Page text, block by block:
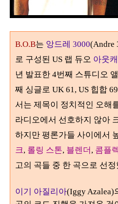
B.O.B는 앙드레 3000(Andre
로 구성된 US 랩 듀오 아웃
년 발표한 4번째 스튜디오
째 싱글로 UK 61, US 힙합
서는 제목이 정치적인 오해
라디오에서 선호하지 않아
하지만 평론가들 사이에서
크, 롤링 스톤, 블렌더 , 콤플
고의 곡들 중 한 곡으로 선정
이기 아질리아(Iggy Azalea)